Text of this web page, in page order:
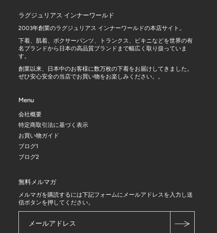
ラグジュリアス インナーワールド
2003年創業のラグジュリアス インナーワールドの本店サイト。
下着、肌着、ボクサーパンツ、トランクス、ビキニなどを世界の有
名ブランドから日本の高品質ブランドまで幅広く取り扱っていま
す。
創業以来、日本中のお客様に数万枚の下着をお届けしてきました。
ぜひ安心安全の当店でお買い物をお楽しみください。。
Menu
会社概要
特定商取引法に基づく表示
お買い物ガイド
ブログ1
ブログ2
無料メルマガ
メルマガを購読するには下記フォームにメールアドレスを入力し送
信ボタンを押してください。